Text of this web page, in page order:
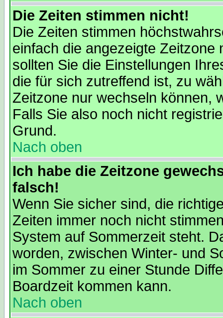
Die Zeiten stimmen nicht!
Die Zeiten stimmen
einfach die angezeigte
sollten Sie die Einstellungen
die für sich zutreffend ist, zu
Zeitzone nur wechseln können,
Falls Sie also noch nicht
Grund.
Nach oben
Ich habe die Zeitzone
falsch!
Wenn Sie sicher sind, die
Zeiten immer noch nicht
System auf Sommerzeit steht.
worden, zwischen Winter- und
im Sommer zu einer Stunde
Boardzeit kommen kann.
Nach oben